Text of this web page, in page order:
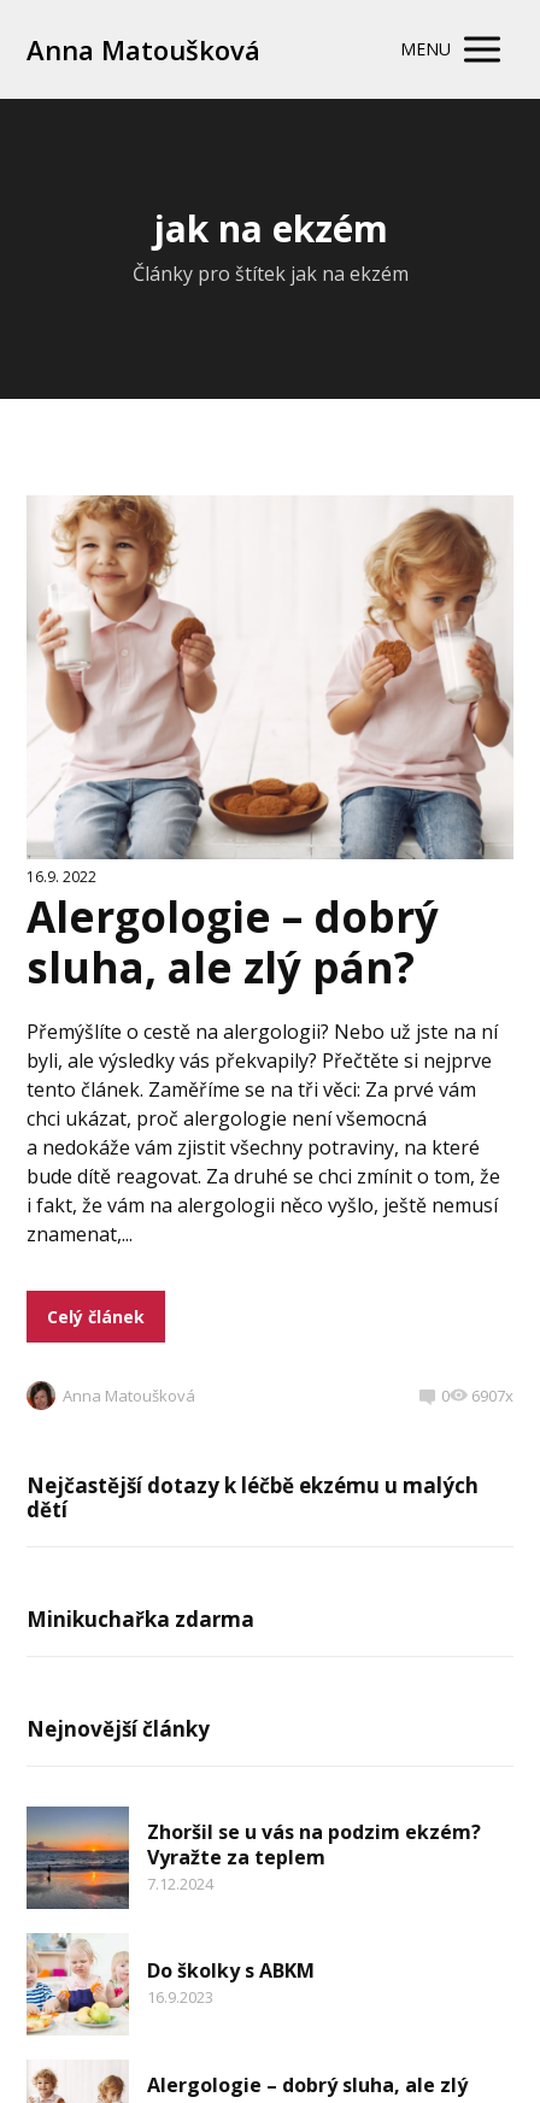
Anna Matoušková MENU
jak na ekzém
Články pro štítek jak na ekzém
16.9. 2022
Alergologie – dobrý
sluha, ale zlý pán?
Přemýšlíte o cestě na alergologii? Nebo už jste na ní
byli, ale výsledky vás překvapily? Přečtěte si nejprve
tento článek. Zaměříme se na tři věci: Za prvé vám
chci ukázat, proč alergologie není všemocná
a nedokáže vám zjistit všechny potraviny, na které
bude dítě reagovat. Za druhé se chci zmínit o tom, že
i fakt, že vám na alergologii něco vyšlo, ještě nemusí
znamenat,...
Celý článek
Anna Matoušková 0 6907x
Nejčastější dotazy k léčbě ekzému u malých
dětí
Minikuchařka zdarma
Nejnovější články
Zhoršil se u vás na podzim ekzém?
Vyražte za teplem
7.12.2024
Do školky s ABKM
16.9.2023
Alergologie – dobrý sluha, ale zlý